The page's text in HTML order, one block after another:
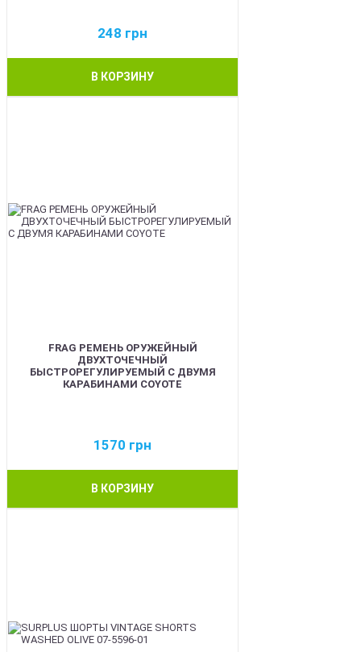
248 грн
В КОРЗИНУ
FRAG РЕМЕНЬ ОРУЖЕЙНЫЙ
ДВУХТОЧЕЧНЫЙ
БЫСТРОРЕГУЛИРУЕМЫЙ С ДВУМЯ
КАРАБИНАМИ COYOTE
1570 грн
В КОРЗИНУ